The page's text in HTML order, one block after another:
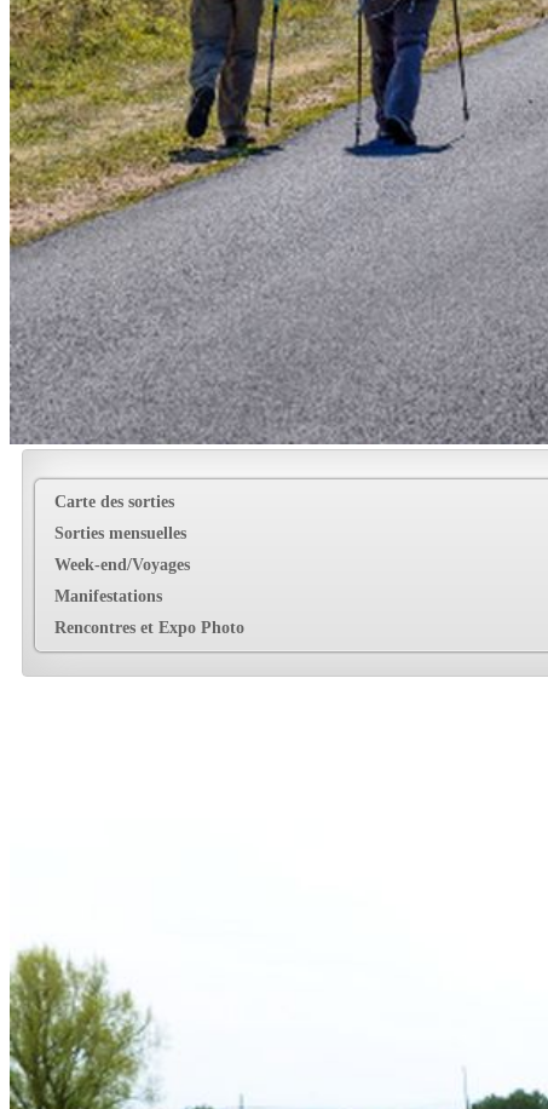
Carte des sorties
Sorties mensuelles
Week-end/Voyages
Manifestations
Rencontres et Expo Photo